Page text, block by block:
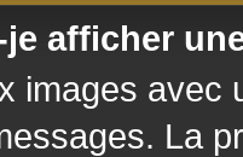
afficher
images avec
La